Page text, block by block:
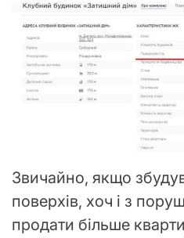
Звичайно, якщо
поверхів, хоч і з
продати більше